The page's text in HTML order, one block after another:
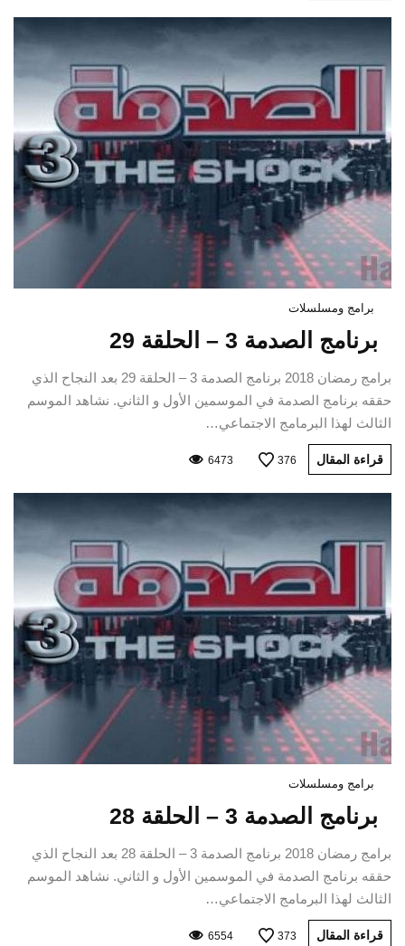
برامج ومسلسلات
برنامج الصدمة 3 – الحلقة 29
برامج رمضان 2018 برنامج الصدمة 3 – الحلقة 29 بعد النجاح الذي
حققه برنامج الصدمة في الموسمين الأول و الثاني. نشاهد الموسم
الثالث لهذا البرمامج الاجتماعي…
قراءة المقال 376
6473
برامج ومسلسلات
برنامج الصدمة 3 – الحلقة 28
برامج رمضان 2018 برنامج الصدمة 3 – الحلقة 28 بعد النجاح الذي
حققه برنامج الصدمة في الموسمين الأول و الثاني. نشاهد الموسم
الثالث لهذا البرمامج الاجتماعي…
قراءة المقال 373
6554